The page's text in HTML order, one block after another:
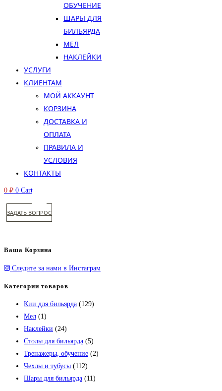
ОБУЧЕНИЕ
ШАРЫ ДЛЯ
БИЛЬЯРДА
МЕЛ
НАКЛЕЙКИ
УСЛУГИ
КЛИЕНТАМ
МОЙ АККАУНТ
КОРЗИНА
ДОСТАВКА И
ОПЛАТА
ПРАВИЛА И
УСЛОВИЯ
КОНТАКТЫ
0 ₽ 0 Cart
ЗАДАТЬ ВОПРОС
Ваша Корзина
Следите за нами в Инстаграм
Категории товаров
Кии для бильярда (129)
Мел (1)
Наклейки (24)
Столы для бильярда (5)
Тренажеры, обучение (2)
Чехлы и тубусы (112)
Шары для бильярда (11)